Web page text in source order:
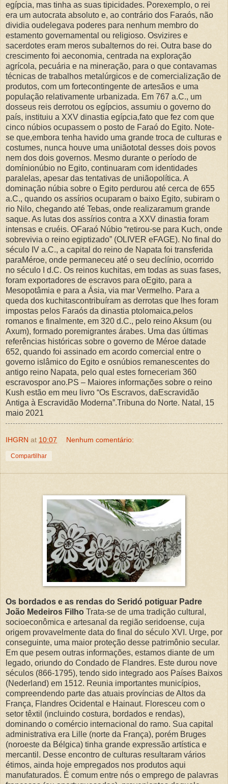
egípcia, mas tinha as suas tipicidades. Porexemplo, o rei
era um autocrata absoluto e, ao contrário dos Faraós, não
dividia oudelegava poderes para nenhum membro do
estamento governamental ou religioso. Osvizires e
sacerdotes eram meros subalternos do rei. Outra base do
crescimento foi aeconomia, centrada na exploração
agrícola, pecuária e na mineração, para o que contavamas
técnicas de trabalhos metalúrgicos e de comercialização de
produtos, com um fortecontingente de artesãos e uma
população relativamente urbanizada. Em 767 a.C., um
dosseus reis derrotou os egípcios, assumiu o governo do
país, instituiu a XXV dinastia egípcia,fato que fez com que
cinco núbios ocupassem o posto de Faraó do Egito. Note-
se que,embora tenha havido uma grande troca de culturas e
costumes, nunca houve uma uniãototal desses dois povos
nem dos dois governos. Mesmo durante o período de
domínionúbio no Egito, continuaram com identidades
paralelas, apesar das tentativas de uniãopolítica. A
dominação núbia sobre o Egito perdurou até cerca de 655
a.C., quando os assírios ocuparam o baixo Egito, subiram o
rio Nilo, chegando até Tebas, onde realizaramum grande
saque. As lutas dos assírios contra a XXV dinastia foram
intensas e cruéis. OFaraó Núbio “retirou-se para Kuch, onde
sobrevivia o reino egiptizado” (OLIVER eFAGE). No final do
século IV a.C., a capital do reino de Napata foi transferida
paraMéroe, onde permaneceu até o seu declínio, ocorrido
no século I d.C. Os reinos kuchitas, em todas as suas fases,
foram exportadores de escravos para oEgito, para a
Mesopotâmia e para a Ásia, via mar Vermelho. Para a
queda dos kuchitascontribuíram as derrotas que lhes foram
impostas pelos Faraós da dinastia ptolomaica,pelos
romanos e finalmente, em 320 d.C., pelo reino Aksum (ou
Axum), formado poremigrantes árabes. Uma das últimas
referências históricas sobre o governo de Méroe datade
652, quando foi assinado em acordo comercial entre o
governo islâmico do Egito e osnúbios remanescentes do
antigo reino Napata, pelo qual estes forneceriam 360
escravospor ano.PS – Maiores informações sobre o reino
Kush estão em meu livro “Os Escravos, daEscravidão
Antiga à Escravidão Moderna”.Tribuna do Norte. Natal, 15
maio 2021
IHGRN at 10:07 Nenhum comentário:
Compartilhar
Os bordados e as rendas do Seridó potiguar Padre
João Medeiros Filho Trata-se de uma tradição cultural,
socioeconômica e artesanal da região seridoense, cuja
origem provavelmente data do final do século XVI. Urge, por
conseguinte, uma maior proteção desse patrimônio secular.
Em que pesem outras informações, estamos diante de um
legado, oriundo do Condado de Flandres. Este durou nove
séculos (866-1795), tendo sido integrado aos Países Baixos
(Nederland) em 1512. Reunia importantes municípios,
compreendendo parte das atuais províncias de Altos da
França, Flandres Ocidental e Hainaut. Floresceu com o
setor têxtil (incluindo costura, bordados e rendas),
dominando o comércio internacional do ramo. Sua capital
administrativa era Lille (norte da França), porém Bruges
(noroeste da Bélgica) tinha grande expressão artística e
mercantil. Desse encontro de culturas resultaram vários
étimos, ainda hoje empregados nos produtos aqui
manufaturados. É comum entre nós o emprego de palavras